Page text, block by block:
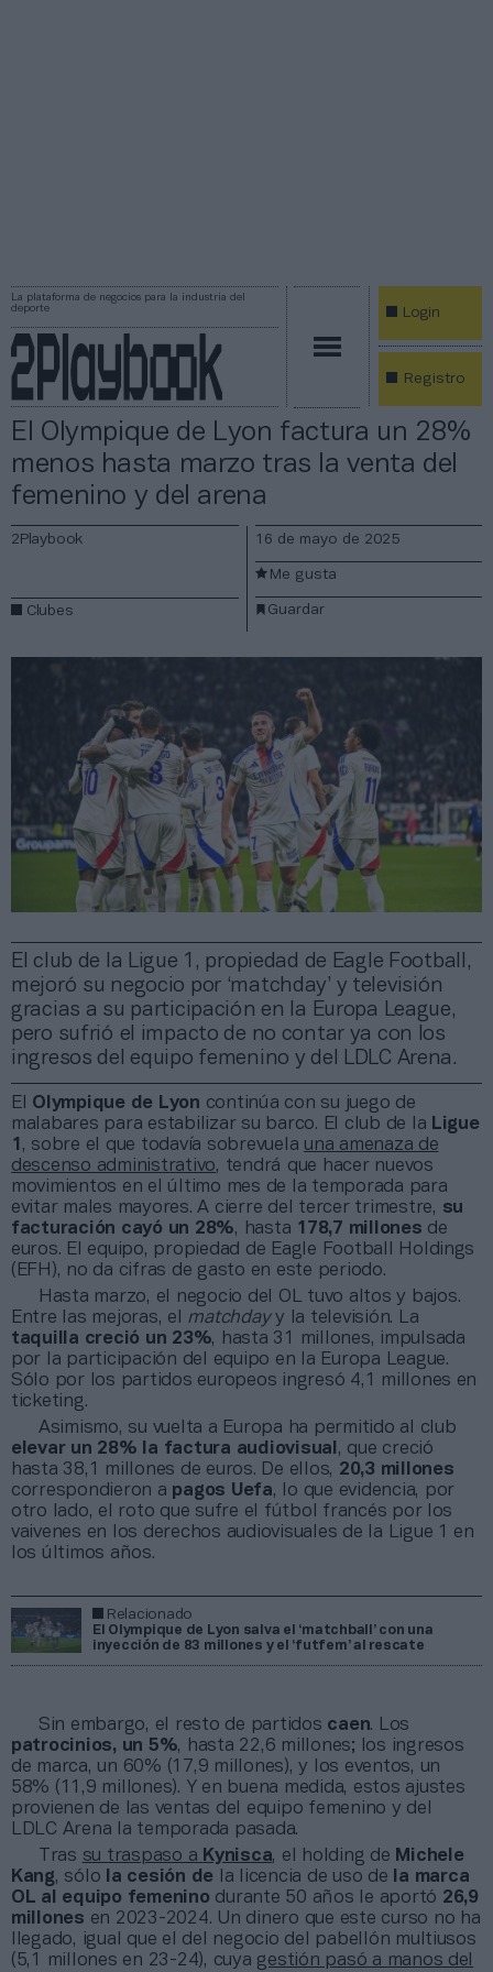
La plataforma de negocios para la industria del
deporte
Login
Registro
El Olympique de Lyon factura un 28%
menos hasta marzo tras la venta del
femenino y del arena
El club de la Ligue 1, propiedad de Eagle Football,
mejoró su negocio por ‘matchday’ y televisión
gracias a su participación en la Europa League,
pero sufrió el impacto de no contar ya con los
ingresos del equipo femenino y del LDLC Arena.
2Playbook
Clubes
16 de mayo de 2025
Guardar
Me gusta
El Olympique de Lyon continúa con su juego de
malabares para estabilizar su barco. El club de la Ligue
1 , sobre el que todavía sobrevuela una amenaza de
descenso administrativo, tendrá que hacer nuevos
movimientos en el último mes de la temporada para
evitar males mayores. A cierre del tercer trimestre, su
facturación cayó un 28%, hasta 178,7 millones de
euros. El equipo, propiedad de Eagle Football Holdings
(EFH), no da cifras de gasto en este periodo.
Hasta marzo, el negocio del OL tuvo altos y bajos.
Entre las mejoras, el
matchdayy la televisión. La
taquilla creció un 23%, hasta 31 millones, impulsada
por la participación del equipo en la Europa League.
Sólo por los partidos europeos ingresó 4,1 millones en
ticketing.
Asimismo, su vuelta a Europa ha permitido al club
elevar un 28% la factura audiovisual , que creció
hasta 38,1 millones de euros. De ellos, 20,3 millones
correspondieron a pagos Uefa, lo que evidencia, por
otro lado, el roto que sufre el fútbol francés por los
vaivenes en los derechos audiovisuales de la Ligue 1 en
los últimos años.
Relacionado
El Olympique de Lyon salva el ‘matchball’ con una
inyección de 83 millones y el ‘futfem’ al rescate
Sin embargo, el resto de partidos caen. Los
patrocinios, un 5%, hasta 22,6 millones; los ingresos
de marca, un 60% (17,9 millones), y los eventos, un
58% (11,9 millones). Y en buena medida, estos ajustes
provienen de las ventas del equipo femenino y del
LDLC Arena la temporada pasada.
Tras su traspaso a Kynisca, el holding de Michele
Kang, sólo la cesión de la licencia de uso de la marca
OL al equipo femenino durante 50 años le aportó 26,9
millones en 2023-2024. Un dinero que este curso no ha
llegado, igual que el del negocio del pabellón multiusos
(5,1 millones en 23-24), cuya gestión pasó a manos del